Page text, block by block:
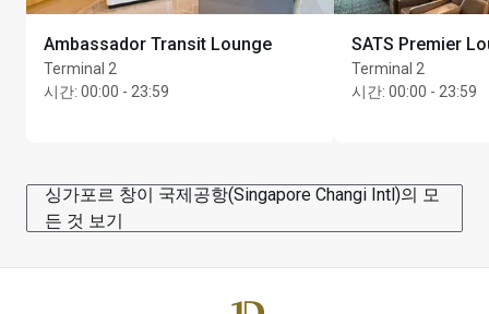
방문 할당량 중 라운지 방문 1회에 상응하며, 해당하는 경
우 카드 소지자에게 요금이 청구됩니다. 예를 들어, 카드
소지자가 동반자 1명을 등록하는 경우 동반자도 24시간
동안 1개 세트 메뉴 혜택을 누릴 수 있으며, 계정에서 ‘카
이 혜택을 이용하려면 카드 소지자는 주문 전 24시간 이
내에 유효한 카드와 탑승권을 제시해야 합니다.
세트 메뉴는 양도할 수 없으며, 현금으로 대체/환불하거
Ambassador Transit Lounge
Terminal 2
시간: 00:00 - 23:59
SATS Premier
Terminal 2
시간: 00:00 - 23:59
싱가포르 창이 국제공항(Singapore Changi Intl)의 모
든 것 보기